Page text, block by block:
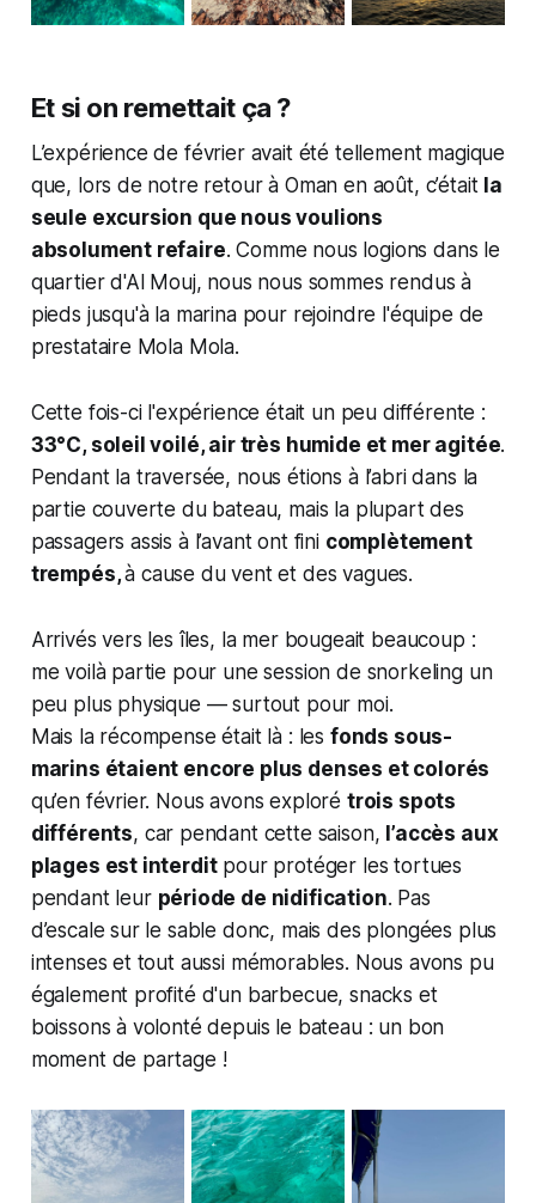
Et si on remettait ça ?
L’expérience de février avait été tellement magique
que, lors de notre retour à Oman en août, c’était la
seule excursion que nous voulions
absolument refaire. Comme nous logions dans le
quartier d'Al Mouj, nous nous sommes rendus à
pieds jusqu'à la marina pour rejoindre l'équipe de
prestataire Mola Mola.
Cette fois-ci l'expérience était un peu différente :
33°C, soleil voilé, air très humide et mer agitée.
Pendant la traversée, nous étions à l’abri dans la
partie couverte du bateau, mais la plupart des
passagers assis à l’avant ont fini complètement
trempés,à cause du vent et des vagues.
Arrivés vers les îles, la mer bougeait beaucoup :
me voilà partie pour une session de snorkeling un
peu plus physique — surtout pour moi.
Mais la récompense était là : les fonds sous-
marins étaient encore plus denses et colorés
qu’en février. Nous avons exploré trois spots
différents, car pendant cette saison, l’accès aux
plages est interditpour protéger les tortues
pendant leur période de nidification. Pas
d’escale sur le sable donc, mais des plongées plus
intenses et tout aussi mémorables. Nous avons pu
également profité d'un barbecue, snacks et
boissons à volonté depuis le bateau : un bon
moment de partage !